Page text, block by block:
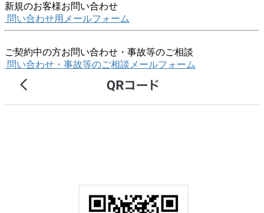
新規のお客様お問い合わせ
問い合わせ用メールフォーム
ご契約中の方お問い合わせ・事故等のご相談
問い合わせ・事故等のご相談メールフォーム